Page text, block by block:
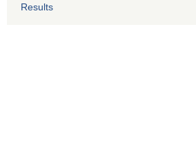
Results